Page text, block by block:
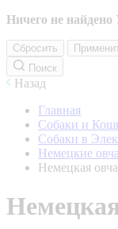
Ничего не найдено
Сбросить
Поиск
Назад
Главная
Собаки и
Собаки в
Немецкие
Немецкая